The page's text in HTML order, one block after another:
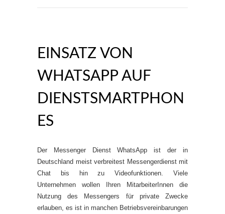
EINSATZ VON
WHATSAPP AUF
DIENSTSMARTPHON
ES
Der Messenger Dienst WhatsApp ist der in
Deutschland meist verbreitest Messengerdienst mit
Chat bis hin zu Videofunktionen. Viele
Unternehmen wollen Ihren MitarbeiterInnen die
Nutzung des Messengers für private Zwecke
erlauben, es ist in manchen Betriebsvereinbarungen